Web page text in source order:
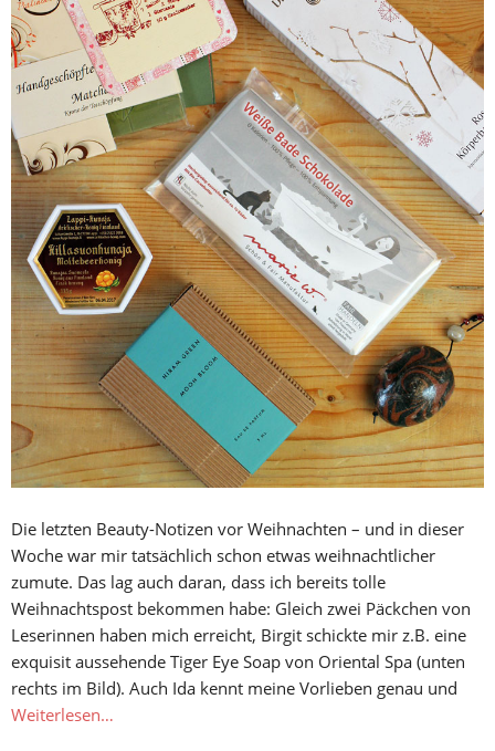
Die letzten Beauty-Notizen vor Weihnachten – und in dieser
Woche war mir tatsächlich schon etwas weihnachtlicher
zumute. Das lag auch daran, dass ich bereits tolle
Weihnachtspost bekommen habe: Gleich zwei Päckchen von
Leserinnen haben mich erreicht, Birgit schickte mir z.B. eine
exquisit aussehende Tiger Eye Soap von Oriental Spa (unten
rechts im Bild). Auch Ida kennt meine Vorlieben genau und
Weiterlesen…